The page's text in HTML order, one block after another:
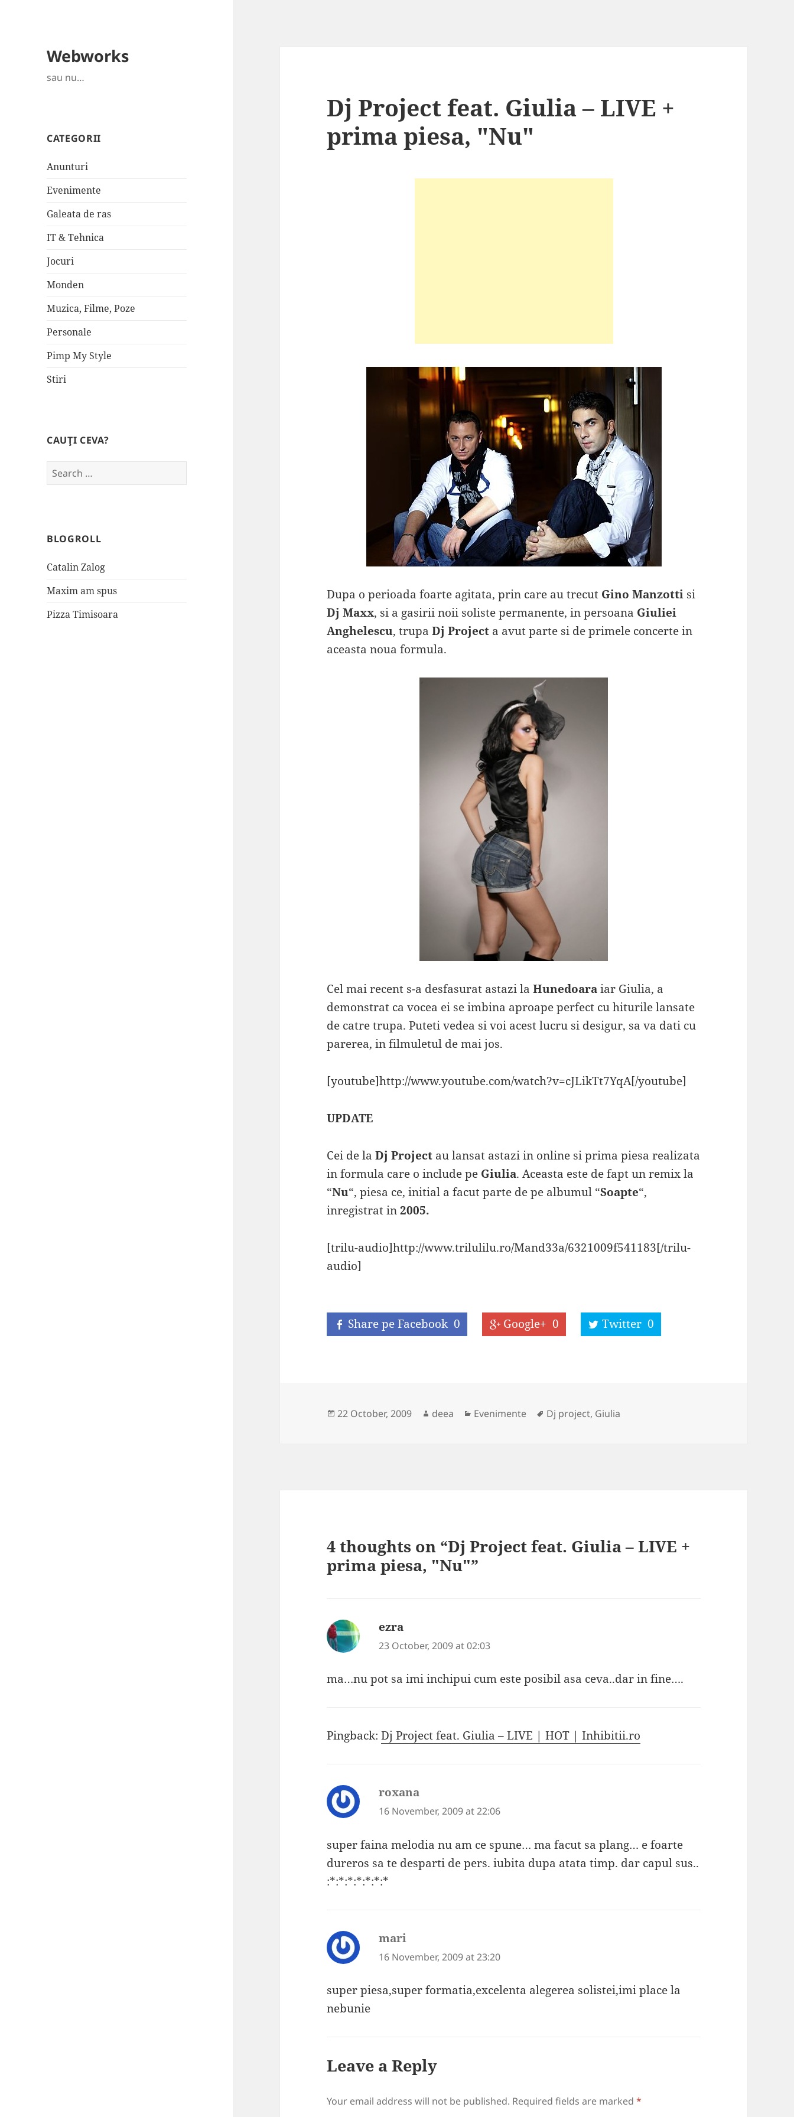
Webworks
sau nu…
CATEGORII
Anunturi
Evenimente
Galeata de ras
IT & Tehnica
Jocuri
Monden
Muzica, Filme, Poze
Personale
Pimp My Style
Stiri
CAUŢI CEVA?
Search
for:
BLOGROLL
Catalin Zalog
Maxim am spus
Pizza Timisoara
Dj Project feat. Giulia – LIVE +
prima piesa, "Nu"
Dupa o perioada foarte agitata, prin care au trecut Gino Manzotti si
Dj Maxx, si a gasirii noii soliste permanente, in persoana Giuliei
Anghelescu, trupaDj Project a avut parte si de primele concerte in
aceasta noua formula.
Cel mai recent s-a desfasurat astazi laHunedoaraiar Giulia, a
demonstrat ca vocea ei se imbina aproape perfect cu hiturile lansate
de catre trupa. Puteti vedea si voi acest lucru si desigur, sa va dati cu
parerea, in filmuletul de mai jos.
[youtube]http://www.youtube.com/watch?v=cJLikTt7YqA[/youtube]
UPDATE
Cei de laDj Project au lansat astazi in online si prima piesa realizata
in formula care o include pe Giulia. Aceasta este de fapt un remix la
“Nu“, piesa ce, initial a facut parte de pe albumul “Soapte“,
inregistrat in2005.
[trilu-audio]http://www.trilulilu.ro/Mand33a/6321009f541183[/trilu-
audio]
Share pe Facebook 0 Google+ 0 Twitter 0
Posted
22 October, 2009 Author
deea Categories
Evenimente Tags
Dj project, Giulia
4 thoughts on “Dj Project feat. Giulia – LIVE +
prima piesa, "Nu"”
ezra
23 October, 2009 at 02:03
ma…nu pot sa imi inchipui cum este posibil asa ceva..dar in fine….
Pingback:Dj Project feat. Giulia – LIVE | HOT | Inhibitii.ro
roxana
16 November, 2009 at 22:06
super faina melodia nu am ce spune… ma facut sa plang… e foarte
dureros sa te desparti de pers. iubita dupa atata timp. dar capul sus..
:*:*:*:*:*:*:*
mari
16 November, 2009 at 23:20
super piesa,super formatia,excelenta alegerea solistei,imi place la
nebunie
Leave a Reply
Your email address will not be published. Required fields are marked*